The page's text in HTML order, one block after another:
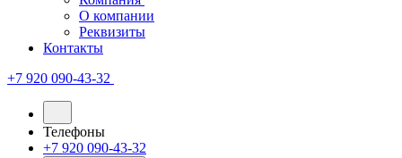
О компании
Реквизиты
Контакты
+7 920 090-43-32
Телефоны
+7 920 090-43-32